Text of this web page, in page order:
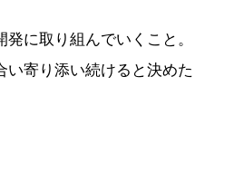
発に取り組んでいくこと。
い寄り添い続けると決めた